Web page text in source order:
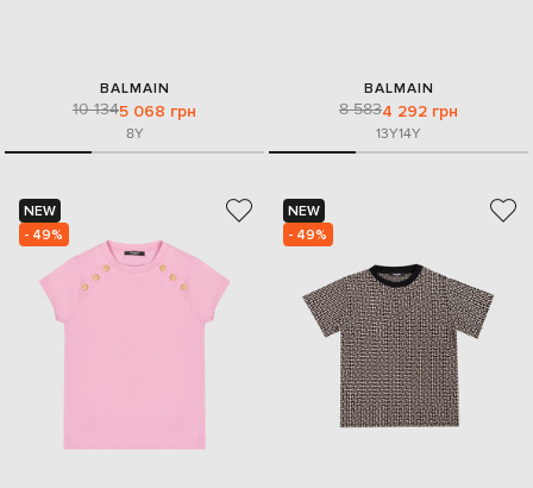
BALMAIN
10 1345 068 грн
8Y
BALMAIN
8 5834 292 грн
13Y14Y
NEW
- 49%
NEW
- 49%